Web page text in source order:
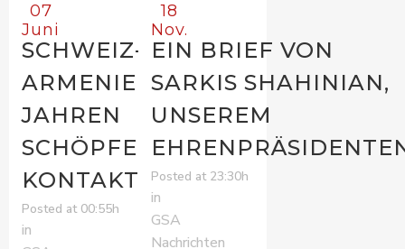
07
Juni
SCHWEIZ-
ARMENIEN: 30+
JAHREN
SCHÖPFERISCHE
KONTAKTE
Posted at 00:55h
in
18
Nov.
EIN BRIEF VON
SARKIS SHAHINIAN,
UNSEREM
Posted at 23:30h
in
GSA
Nachrichten